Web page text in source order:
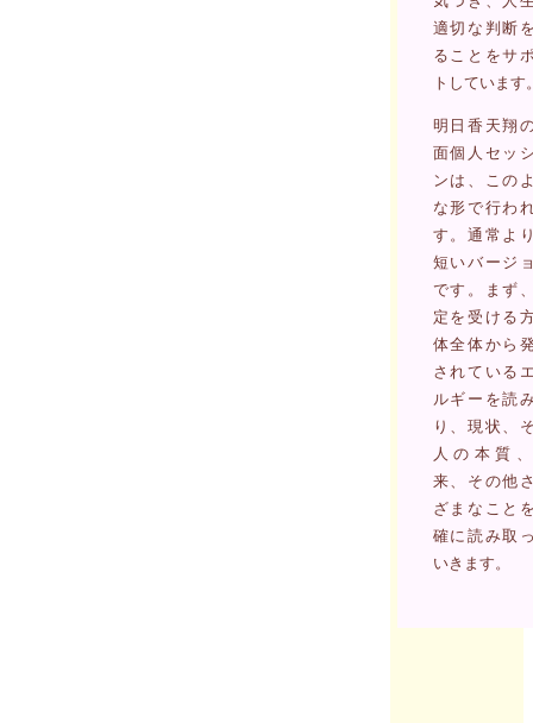
適切な判断
ることをサ
トしています
明日香天翔
面個人セッ
ンは、この
な形で行わ
す。通常よ
短いバージ
です。まず
定を受ける
体全体から
されている
ルギーを読
り、現状、
人の本質
来、その他
ざまなこと
確に読み取
いきます。